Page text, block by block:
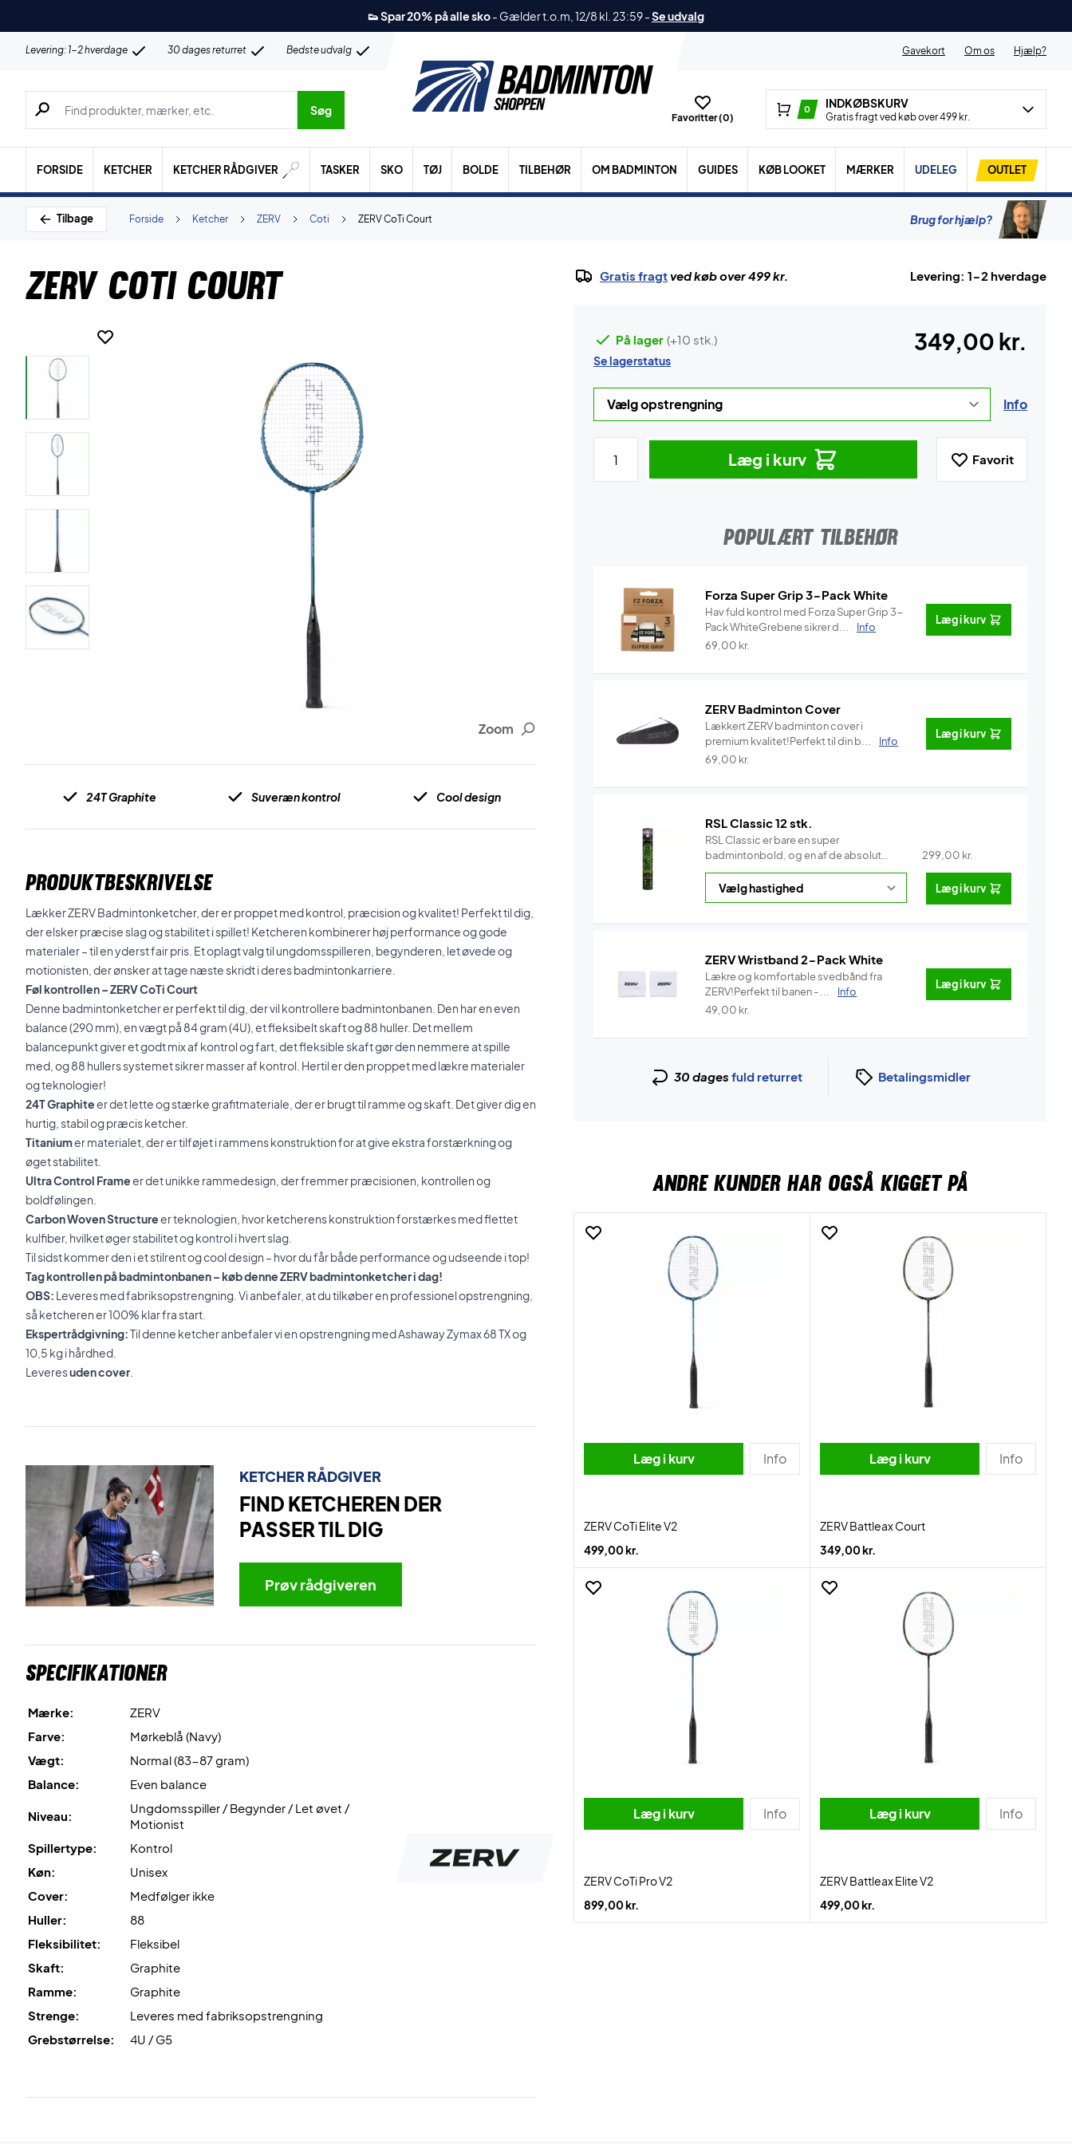
👟 Spar 20% på alle sko- Gælder t.o.m, 12/8 kl. 23:59-Se udvalg
Levering: 1-2 hverdage 30 dages returret Bedste udvalg Gavekort Om os Hjælp?
Søg efter produkter, mærker etc.
Søg
Favoritter (0)
0 INDKØBSKURV
Gratis fragt ved køb over 499 kr.
FORSIDE KETCHER KETCHER RÅDGIVER TASKER SKO TØJ BOLDE TILBEHØR OM BADMINTON GUIDES KØB LOOKET MÆRKER UDELEG OUTLET
Tilbage ZERV CoTi Court
Coti
ZERV
Ketcher
Forside Brug for hjælp?
ZERV CoTi Court
Zoom
24T Graphite Suveræn kontrol Cool design
PRODUKTBESKRIVELSE
Lækker ZERV Badmintonketcher, der er proppet med kontrol, præcision og kvalitet! Perfekt til dig,
der elsker præcise slag og stabilitet i spillet! Ketcheren kombinerer høj performance og gode
materialer – til en yderst fair pris. Et oplagt valg til ungdomsspilleren, begynderen, let øvede og
motionisten, der ønsker at tage næste skridt i deres badmintonkarriere.
Føl kontrollen – ZERV CoTi Court
Denne badmintonketcher er perfekt til dig, der vil kontrollere badmintonbanen. Den har en even
balance (290 mm), en vægt på 84 gram (4U), et fleksibelt skaft og 88 huller. Det mellem
balancepunkt giver et godt mix af kontrol og fart, det fleksible skaft gør den nemmere at spille
med, og 88 hullers systemet sikrer masser af kontrol. Hertil er den proppet med lækre materialer
og teknologier!
24T Graphiteer det lette og stærke grafitmateriale, der er brugt til ramme og skaft. Det giver dig en
hurtig, stabil og præcis ketcher.
Titaniumer materialet, der er tilføjet i rammens konstruktion for at give ekstra forstærkning og
øget stabilitet.
Ultra Control Frameer det unikke rammedesign, der fremmer præcisionen, kontrollen og
boldfølingen.
Carbon Woven Structureer teknologien, hvor ketcherens konstruktion forstærkes med flettet
kulfiber, hvilket øger stabilitet og kontrol i hvert slag.
Til sidst kommer den i et stilrent og cool design – hvor du får både performance og udseende i top!
Tag kontrollen på badmintonbanen – køb denne ZERV badmintonketcher i dag!
OBS: Leveres med fabriksopstrengning. Vi anbefaler, at du tilkøber en professionel opstrengning,
så ketcheren er 100% klar fra start.
Ekspertrådgivning:Til denne ketcher anbefaler vi en opstrengning med Ashaway Zymax 68 TX og
10,5 kg i hårdhed.
Leveresuden cover
KETCHER RÅDGIVER
FIND KETCHEREN DER
PASSER TIL DIG
Prøv rådgiveren
Specifikationer
Mærke:
ZERV
Farve:
Mørkeblå (Navy)
Vægt:
Normal (83-87 gram)
Balance:
Even balance
Niveau:
Ungdomsspiller / Begynder / Let øvet /
Motionist
Spillertype:
Kontrol
Køn:
Unisex
Cover:
Medfølger ikke
Huller:
88
Fleksibilitet:
Fleksibel
Skaft:
Graphite
Ramme:
Graphite
Strenge:
Leveres med fabriksopstrengning
Grebstørrelse:
4U / G5
Gratis fragtved køb over 499 kr. Levering: 1-2 hverdage
På lager (+10 stk.)
Se lagerstatus
349,00 kr.
Info
Læg i kurv Favorit
POPULÆRT TILBEHØR
Forza Super Grip 3-Pack White
Hav fuld kontrol med Forza Super Grip 3-
Pack WhiteGrebene sikrer d...
Info
69,00 kr.
Læg i kurv
ZERV Badminton Cover
Lækkert ZERV badminton cover i
premium kvalitet!Perfekt til din b...
Info
69,00 kr.
Læg i kurv
RSL Classic 12 stk.
RSL Classic er bare en super
badmintonbold, og en af de absolut
be... Info
299,00 kr.
Læg i kurv
ZERV Wristband 2-Pack White
Lækre og komfortable svedbånd fra
ZERV!Perfekt til banen - ...
Info
49,00 kr.
Læg i kurv
30 dages fuld returret Betalingsmidler
ANDRE KUNDER HAR OGSÅ KIGGET PÅ
Læg i kurv Info
ZERV CoTi Elite V2
499,00 kr.
Læg i kurv Info
ZERV Battleax Court
349,00 kr.
Læg i kurv Info
ZERV CoTi Pro V2
899,00 kr.
Læg i kurv Info
ZERV Battleax Elite V2
499,00 kr.